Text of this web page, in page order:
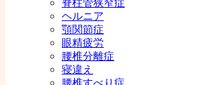
脊柱管狭窄症
ヘルニア
顎関節症
眼精疲労
腰椎分離症
寝違え